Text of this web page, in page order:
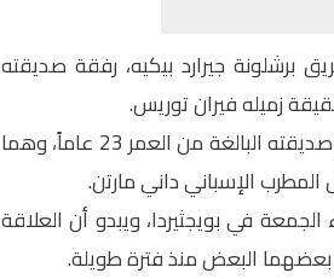
برشلونة جيرارد بيكيه، رفقة صديقته
زميله فيران توريس.
ووفقاً للعديد من التقارير أن بيكيه ظهر مع صديقته البالغة من العمر 23 عاماً، وهما
الإسباني داني مارتن.
في بويجثيردا، ويبدو أن العلاقة
بعضهما البعض منذ فترة طويلة.